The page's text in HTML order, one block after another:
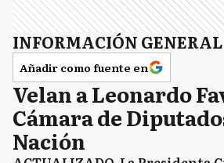
INFORMACIÓN GENERAL
Añadir como fuente en
Velan a Leonardo
Cámara de
Nación